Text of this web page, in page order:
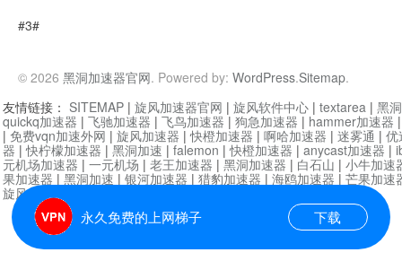
#3#
© 2026 黑洞加速器官网. Powered by: WordPress.Sitemap.
永久免费的上网梯子 下载
友情链接： SITEMAP | 旋风加速器官网 | 旋风软件中心 | textarea | 黑
quickq加速器 | 飞驰加速器 | 飞鸟加速器 | 狗急加速器 | hammer加速器
| 免费vqn加速外网 | 旋风加速器 |快橙加速器 | 啊哈加速器 | 迷雾通 | 优
器 |快柠檬加速器 | 黑洞加速 | falemon |快橙加速器 | anycast加速器 |
元机场加速器 | 一元机场 | 老王加速器 | 黑洞加速器 | 白石山 | 小牛加速
果加速器 | 黑洞加速 | 银河加速器 | 猎豹加速器 | 海鸥加速器 | 芒果加速
旋风加速器度器